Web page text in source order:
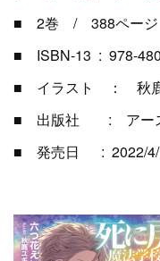
■ 2巻 / 388ページ
■ ISBN-13 ‏ :
■ イラスト ： 秋鹿
■ 出版社 : アース
■ 発売日 ‏ :